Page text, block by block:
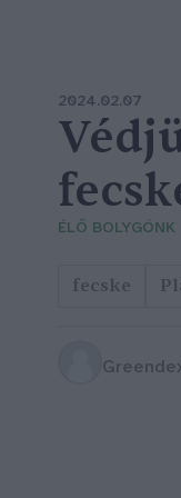
2024.02.07
ÉLŐ BOLYGÓNK
fecske